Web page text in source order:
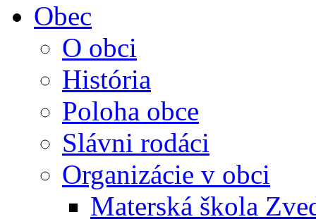
Obec
O obci
História
Poloha obce
Slávni rodáci
Organizácie v obci
Materská škola